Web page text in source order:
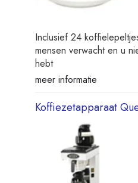
Inclusief 24
mensen verwacht en u
hebt
meer informatie
Koffiezetapparaat